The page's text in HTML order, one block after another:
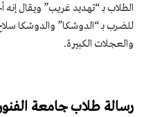
الطلاب بـ “تهديد غريب” ويقال
للضرب بـ “الدوشكا” والدوشكا
والعجلات الكبيرة.
رسالة طلاب جامعة